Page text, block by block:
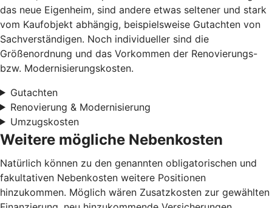
das neue Eigenheim, sind andere etwas seltener und stark
vom Kaufobjekt abhängig, beispielsweise Gutachten von
Sachverständigen. Noch individueller sind die
Größenordnung und das Vorkommen der Renovierungs-
bzw. Modernisierungskosten.
Gutachten
Renovierung & Modernisierung
Umzugskosten
Weitere mögliche Nebenkosten
Natürlich können zu den genannten obligatorischen und
fakultativen Nebenkosten weitere Positionen
hinzukommen. Möglich wären Zusatzkosten zur gewählten